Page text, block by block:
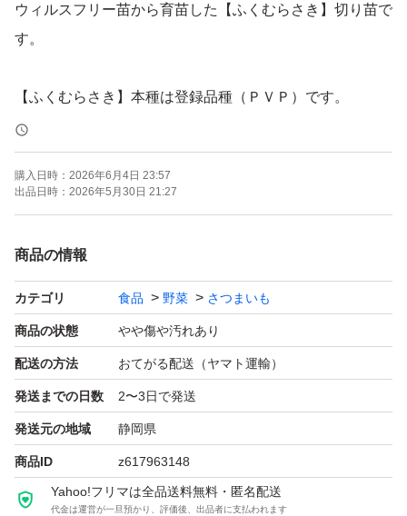
ウィルスフリー苗から育苗した【ふくむらさき】切り苗で
す。
【ふくむらさき】本種は登録品種（ＰＶＰ）です。
つきましては、種苗を育成者の許諾なく業として増殖、譲
渡、輸出入する行為は損害賠償、刑事罰の対象となる場合
がございます。
い。）
稀にウイルス病という病気を親から受け継いでしまってい
ることがあります。
ウイルス病にかかってしまうと、うまく育たずに収量が落
ちてしまいます。
近年サツマイモの病気も多発していますので、なるべく広
がらない為にもウイルスフリー苗からの栽培にご協力お願
購入日時： 2026年6月4日 23:57
出品日時： 2026年5月30日 21:27
商品の情報
カテゴリ 食品 野菜 さつまいも
商品の状態 やや傷や汚れあり
配送の方法 おてがる配送（ヤマト運輸）
発送までの日数 2〜3日で発送
発送元の地域 静岡県
商品ID z617963148
Yahoo!フリマは全品送料無料・匿名配送
代金は運営が一旦預かり、評価後、出品者に支払われます